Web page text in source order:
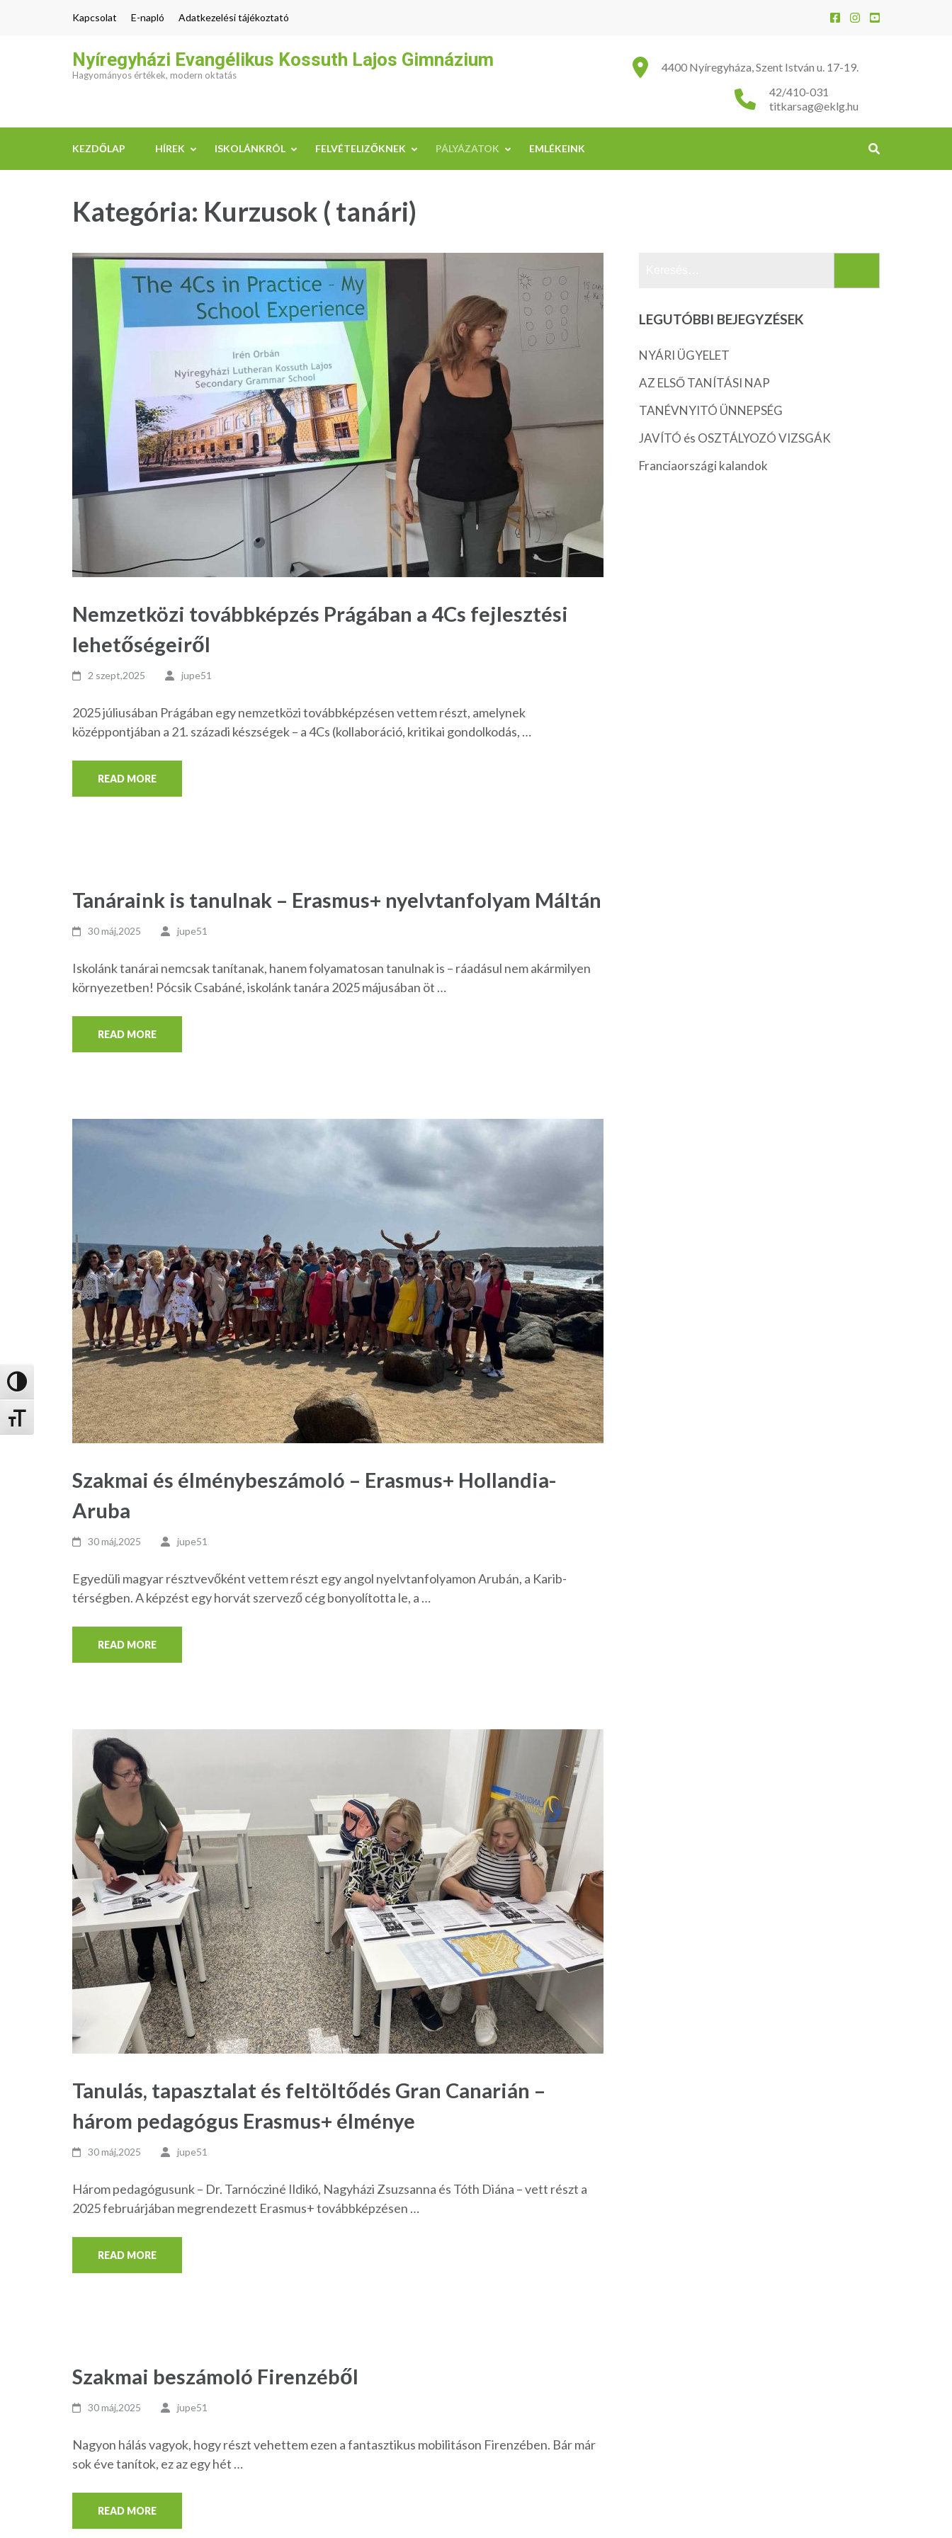
Nagy kontraszt váltása
Betűméret váltása
Kapcsolat E-napló Adatkezelési tájékoztató
Nyíregyházi Evangélikus Kossuth Lajos Gimnázium
Hagyományos értékek, modern oktatás
4400 Nyíregyháza, Szent István u. 17-19.
42/410-031
titkarsag@eklg.hu
KEZDŐLAP HÍREK ISKOLÁNKRÓL FELVÉTELIZŐKNEK PÁLYÁZATOK EMLÉKEINK
Kategória: Kurzusok ( tanári)
Nemzetközi továbbképzés Prágában a 4Cs fejlesztési
lehetőségeiről
2 szept,2025 jupe51
2025 júliusában Prágában egy nemzetközi továbbképzésen vettem részt, amelynek
középpontjában a 21. századi készségek – a 4Cs (kollaboráció, kritikai gondolkodás, …
READ MORE
Tanáraink is tanulnak – Erasmus+ nyelvtanfolyam Máltán
30 máj,2025 jupe51
Iskolánk tanárai nemcsak tanítanak, hanem folyamatosan tanulnak is – ráadásul nem akármilyen
környezetben! Pócsik Csabáné, iskolánk tanára 2025 májusában öt …
READ MORE
Szakmai és élménybeszámoló – Erasmus+ Hollandia-
Aruba
30 máj,2025 jupe51
Egyedüli magyar résztvevőként vettem részt egy angol nyelvtanfolyamon Arubán, a Karib-
térségben. A képzést egy horvát szervező cég bonyolította le, a …
READ MORE
Tanulás, tapasztalat és feltöltődés Gran Canarián –
három pedagógus Erasmus+ élménye
30 máj,2025 jupe51
Három pedagógusunk – Dr. Tarnócziné Ildikó, Nagyházi Zsuzsanna és Tóth Diána – vett részt a
2025 februárjában megrendezett Erasmus+ továbbképzésen …
READ MORE
Szakmai beszámoló Firenzéből
30 máj,2025 jupe51
Nagyon hálás vagyok, hogy részt vehettem ezen a fantasztikus mobilitáson Firenzében. Bár már
sok éve tanítok, ez az egy hét …
READ MORE
LEGUTÓBBI BEJEGYZÉSEK
NYÁRI ÜGYELET
AZ ELSŐ TANÍTÁSI NAP
TANÉVNYITÓ ÜNNEPSÉG
JAVÍTÓ és OSZTÁLYOZÓ VIZSGÁK
Franciaországi kalandok